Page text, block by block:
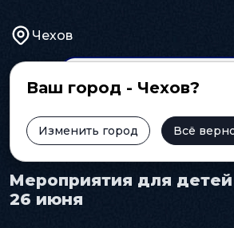
Чехов
Ваш город - Чехов?
Изменить город Всё
Главная Афиша Детям
Мероприятия для детей
26 июня